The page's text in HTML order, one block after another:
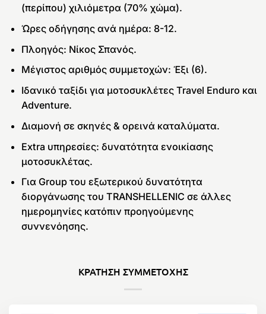
(περίπου) χιλιόμετρα (70% χώμα).
Ώρες οδήγησης ανά ημέρα: 8-12.
Πλοηγός: Νίκος Σπανός.
Μέγιστος αριθμός συμμετοχών: Έξι (6).
Ιδανικό ταξίδι για μοτοσυκλέτες Travel Enduro και
Adventure.
Διαμονή σε σκηνές & ορεινά καταλύματα.
Extra υπηρεσίες: δυνατότητα ενοικίασης
μοτοσυκλέτας.
Για Group του εξωτερικού δυνατότητα
διοργάνωσης του TRANSHELLENIC σε άλλες
ημερομηνίες κατόπιν προηγούμενης
συννενόησης.
ΚΡΑΤΗΣΗ ΣΥΜΜΕΤΟΧΗΣ